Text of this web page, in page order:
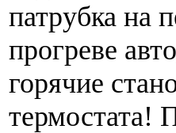
патрубка на
прогреве
горячие
термостата!